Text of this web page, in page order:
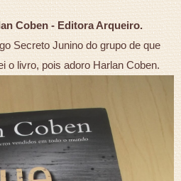
Coben - Editora Arqueiro.
Secreto Junino do grupo de que
o livro, pois adoro Harlan Coben.